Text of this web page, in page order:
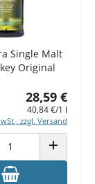
Single Malt
Original
28,59 €
40,84 €/1 l
zzgl. Versand
ANZAHL